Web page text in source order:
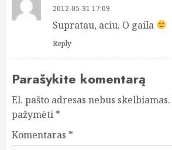
2012-05-31 17:09
Supratau, aciu. O gaila
Reply
Parašykite komentarą
El. pašto adresas nebus skelbiamas.
pažymėti *
Komentaras *